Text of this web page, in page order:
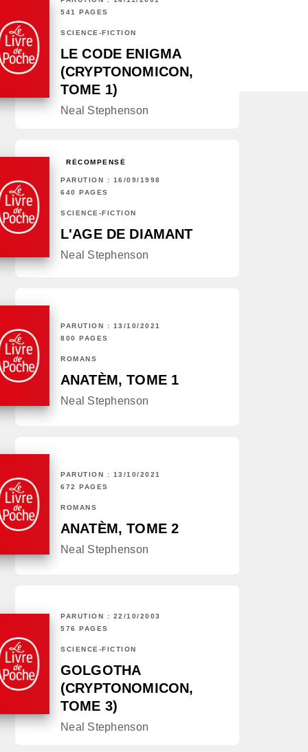
541 PAGES
SCIENCE-FICTION
LE CODE ENIGMA
(CRYPTONOMICON,
TOME 1)
Neal Stephenson
RÉCOMPENSÉ
PARUTION : 16/09/1998
640 PAGES
SCIENCE-FICTION
L'AGE DE DIAMANT
Neal Stephenson
PARUTION : 13/10/2021
800 PAGES
ROMANS
ANATÈM, TOME 1
Neal Stephenson
PARUTION : 13/10/2021
672 PAGES
ROMANS
ANATÈM, TOME 2
Neal Stephenson
PARUTION : 22/10/2003
576 PAGES
SCIENCE-FICTION
GOLGOTHA
(CRYPTONOMICON,
TOME 3)
Neal Stephenson